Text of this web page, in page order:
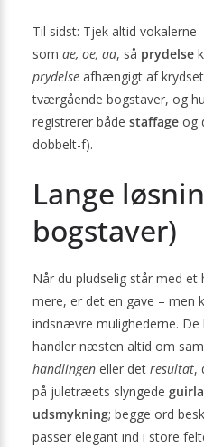
Til sidst: Tjek altid
som ae, oe, aa, så prydelse
prydelse afhængigt af
tværgående bogstaver, og
registrerer både staffage og
dobbelt-f).
Lange
bogstaver)
Når du pludselig står med
mere, er det en gave – men
indsnævre mulighederne.
handler næsten altid om
handlingen eller det resultat,
på juletræets slyngede
udsmykning; begge ord
passer elegant ind i store